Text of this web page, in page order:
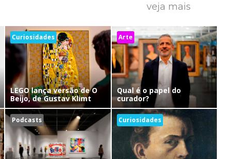
veja mais
Curiosidades
LEGO lança versão de O
Beijo, de Gustav Klimt
Arte
Qual é o papel do
curador?
Podcasts Curiosidades